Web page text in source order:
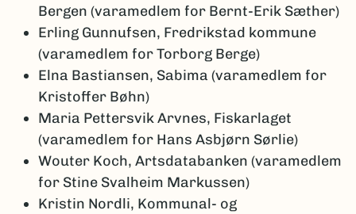
Bergen (varamedlem for Bernt-Erik Sæther)
Erling Gunnufsen, Fredrikstad kommune
(varamedlem for Torborg Berge)
Elna Bastiansen, Sabima (varamedlem for
Kristoffer Bøhn)
Maria Pettersvik Arvnes, Fiskarlaget
(varamedlem for Hans Asbjørn Sørlie)
Wouter Koch, Artsdatabanken (varamedlem
for Stine Svalheim Markussen)
Kristin Nordli, Kommunal- og